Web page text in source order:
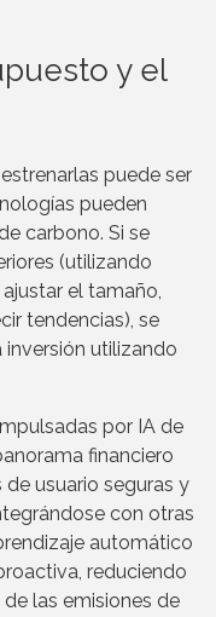
y el
puede ser
pueden
carbono. Si se
(utilizando
el tamaño,
tendencias), se
utilizando
por IA de
financiero
usuario seguras y
con otras
automático
reduciendo
las emisiones de